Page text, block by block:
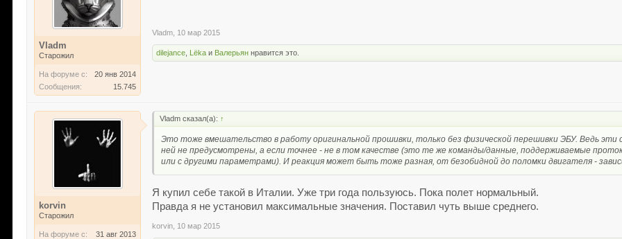
Vladm
Старожил
На форуме с:
20 янв 2014
Сообщения:
15.745
Vladm 10 мар 2015
dilejance Lёka и Валерьян нравится это.
korvin
Старожил
На форуме с:
31 авг 2013
Vladm сказал(а): ↑
Это тоже вмешательство в работу оригинальной прошивки, только без физической перешивки ЭБУ. Ведь эти
ней не предусмотрены, а если точнее - не в том качестве (это те же команды/данные, поддерживаемые
или с другими параметрами). И реакция может быть тоже разная, от безобидной до поломки двигателя -
Я купил себе такой в Италии. Уже три года пользуюсь. Пока полет нормальный.
Правда я не установил максимальные значения. Поставил чуть выше среднего.
korvin 10 мар 2015